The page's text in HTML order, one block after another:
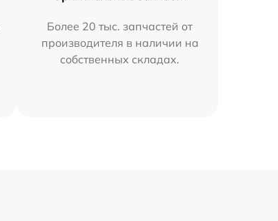
Более 20 тыс. запчастей от
производителя в наличии на
собственных складах.